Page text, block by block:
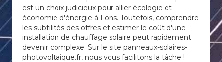
est un choix judicieux pour allier écologie et
économie d'énergie à Lons. Toutefois, comprendre
les subtilités des offres et estimer le coût d'une
installation de chauffage solaire peut rapidement
devenir complexe. Sur le site panneaux-solaires-
photovoltaique.fr, nous vous facilitons la tâche !